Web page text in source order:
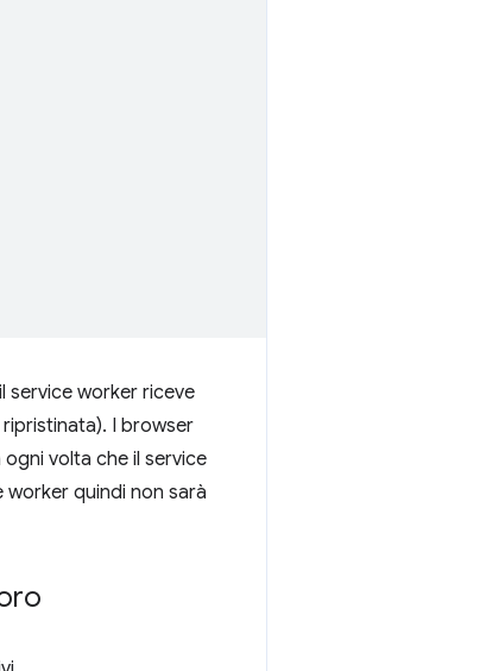
service worker riceve
I browser
volta che il service
quindi non sarà